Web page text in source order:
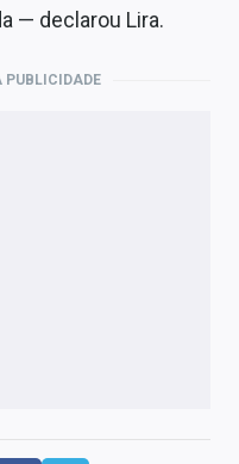
— declarou Lira.
PUBLICIDADE